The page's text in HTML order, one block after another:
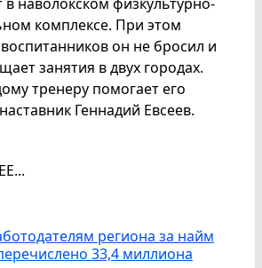
комплексе. При этом
он не бросил и
занятия в двух городах.
тренеру помогает его
Геннадий Евсеев.
региона за найм
33,4 миллиона